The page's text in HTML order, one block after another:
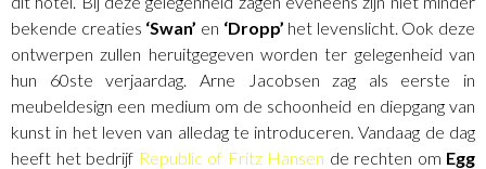
bekende creaties ‘Swan’ en ‘Dropp’ het levenslicht. Ook deze
ontwerpen zullen heruitgegeven worden ter gelegenheid van
hun 60ste verjaardag. Arne Jacobsen zag als eerste in
meubeldesign een medium om de schoonheid en diepgang van
kunst in het leven van alledag te introduceren. Vandaag de dag
heeft het bedrijf Republic of Fritz Hansen de rechten om Egg